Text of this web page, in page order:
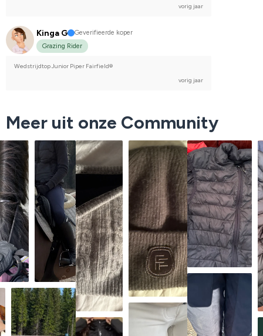
vorig jaar
Kinga G
Geverifieerde koper
Grazing Rider
Wedstrijdtop Junior Piper Fairfield®
vorig jaar
Meer uit onze Community